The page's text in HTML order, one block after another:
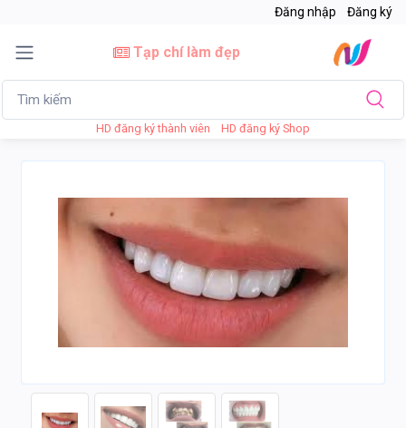
Đăng nhập Đăng ký
Tạp chí làm đẹp
HD đăng ký thành viên HD đăng ký Shop